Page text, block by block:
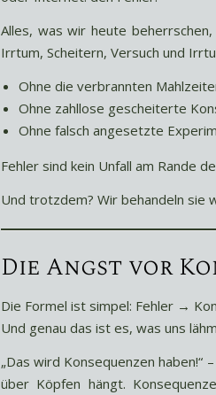
Alles, was wir heute
Irrtum, Scheitern, Versuch und
Ohne die verbrannten
Ohne zahllose gescheiterte
Ohne falsch angesetzte
Fehler sind kein Unfall am Rande
Und trotzdem? Wir behandeln sie
Die Angst vor
Die Formel ist simpel: Fehler →
Und genau das ist es, was uns
„Das wird Konsequenzen haben!“
über Köpfen hängt.